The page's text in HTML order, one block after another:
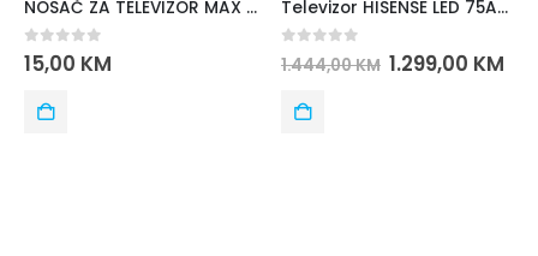
NOSAČ ZA TELEVIZOR MAX TL70 32-70 RAVNI
0out of 5
15,00 KM
Televizor HISENSE LED 75A6Q
1.444,00KM 1.299,00 KM